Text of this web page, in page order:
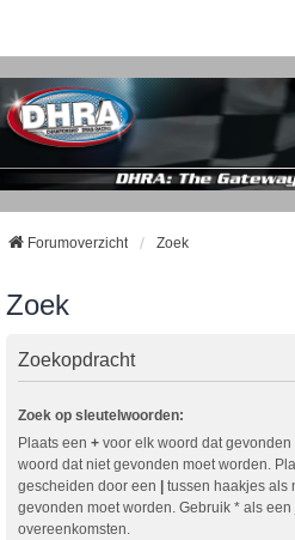
Forumoverzicht Zoek
Zoek
Zoekopdracht
Zoek op sleutelwoorden:
Plaats een + voor elk woord dat
woord dat niet gevonden moet worden.
gescheiden door een
tussen haakjes als
gevonden moet worden. Gebruik * als
overeenkomsten.